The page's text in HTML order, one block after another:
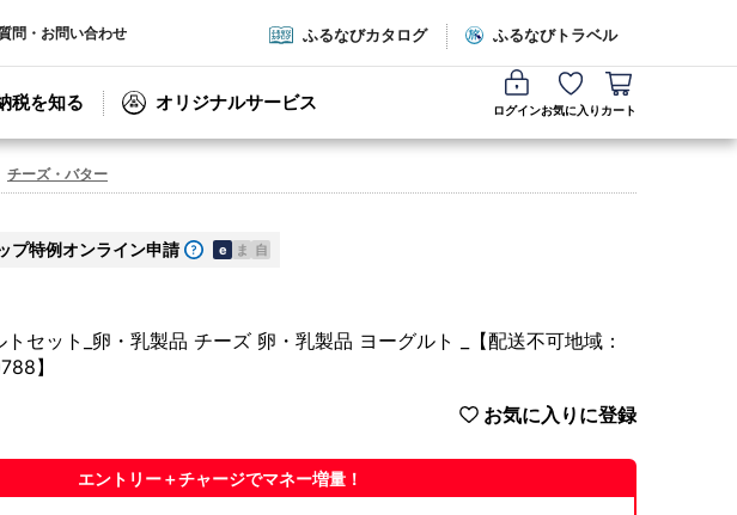
問・お問い合わせ ふるなびカタログ ふるなびトラベル
税を知る オリジナルサービス ログインお気に入り カート
チーズ・バター
プ特例オンライン申請 e ま 自
セット_卵・乳製品 チーズ 卵・乳製品 ヨーグルト _【配送不可地域：
】
お気に入りに登録
エントリー＋チャージでマネー増量！